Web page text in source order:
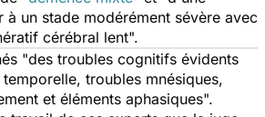
à un stade modérément sévère avec
cérébral lent".
"des troubles cognitifs évidents
troubles mnésiques,
et éléments aphasiques".